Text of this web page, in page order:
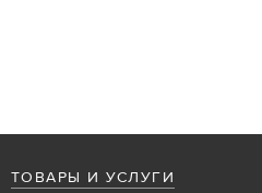
ТОВАРЫ И УСЛУГИ